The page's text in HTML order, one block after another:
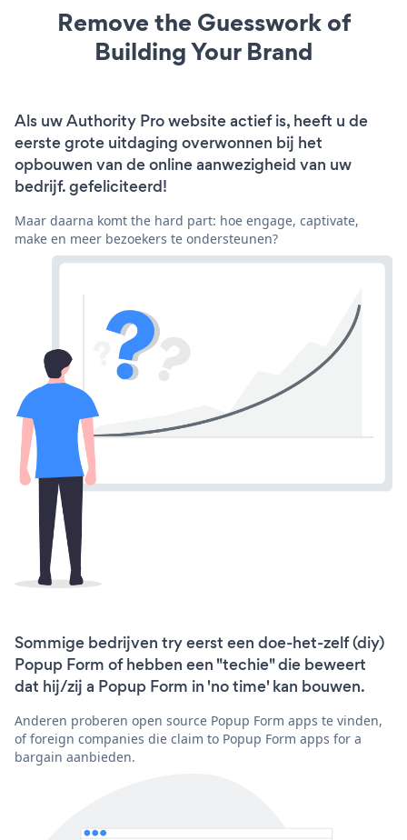
Remove the Guesswork of
Building Your Brand
Als uw Authority Pro website actief is, heeft u de
eerste grote uitdaging overwonnen bij het
opbouwen van de online aanwezigheid van uw
bedrijf. gefeliciteerd!
Maar daarna komt the hard part: hoe engage, captivate,
make en meer bezoekers te ondersteunen?
Sommige bedrijven try eerst een doe-het-zelf (diy)
Popup Form of hebben een "techie" die beweert
dat hij/zij a Popup Form in 'no time' kan bouwen.
Anderen proberen open source Popup Form apps te vinden,
of foreign companies die claim to Popup Form apps for a
bargain aanbieden.